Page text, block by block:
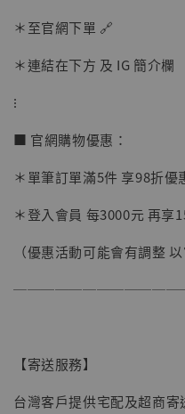
＊至官網下單 🔗
＊連結在下方 及 IG 簡介欄
⁝
■ 官網購物優惠：
＊單筆訂單滿5件 享98折優
＊登入會員 每3000元 再享
（優惠活動可能會有調整
【寄送服務】
台灣客戶提供宅配及超商寄